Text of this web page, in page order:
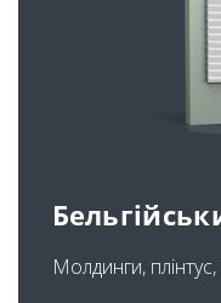
Молдинги,